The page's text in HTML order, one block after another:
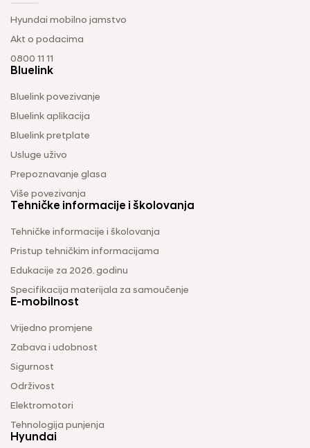
Hyundai mobilno jamstvo
Akt o podacima
0800 11 11
Bluelink
Bluelink povezivanje
Bluelink aplikacija
Bluelink pretplate
Usluge uživo
Prepoznavanje glasa
Više povezivanja
Tehničke informacije i školovanja
Tehničke informacije i školovanja
Pristup tehničkim informacijama
Edukacije za 2026. godinu
Specifikacija materijala za samoučenje
E-mobilnost
Vrijedno promjene
Zabava i udobnost
Sigurnost
Održivost
Elektromotori
Tehnologija punjenja
Hyundai